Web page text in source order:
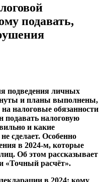
подавать,
подведения личных
и планы выполнены,
налоговые обязанности
подавать налоговую
и какие
сделает. Особенно
в 2024-м, которые
Об этом рассказывает
«Точный расчёт».